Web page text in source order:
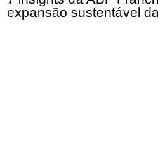
expansão sustentável